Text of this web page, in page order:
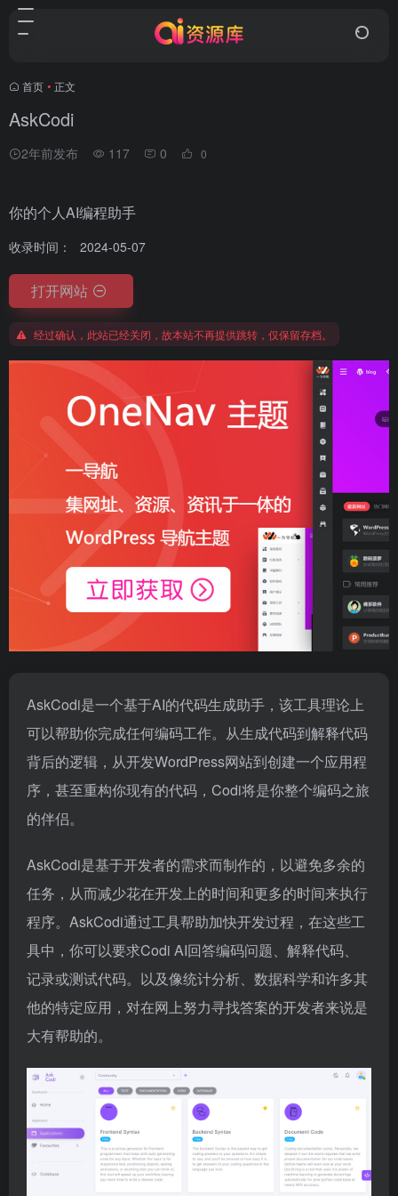
首页 • 正文
AskCodi
2年前发布 117 0 0
你的个人AI编程助手
收录时间： 2024-05-07
打开网站
经过确认，此站已经关闭，故本站不再提供跳转，仅保留存档。
AskCodi是一个基于AI的代码生成助手，该工具理论上
可以帮助你完成任何编码工作。从生成代码到解释代码
背后的逻辑，从开发WordPress网站到创建一个应用程
序，甚至重构你现有的代码，Codi将是你整个编码之旅
的伴侣。
AskCodi是基于开发者的需求而制作的，以避免多余的
任务，从而减少花在开发上的时间和更多的时间来执行
程序。AskCodi通过工具帮助加快开发过程，在这些工
具中，你可以要求Codi AI回答编码问题、解释代码、
记录或测试代码。以及像统计分析、数据科学和许多其
他的特定应用，对在网上努力寻找答案的开发者来说是
大有帮助的。